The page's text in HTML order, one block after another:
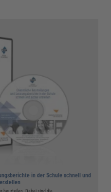
in der Schule schnell und